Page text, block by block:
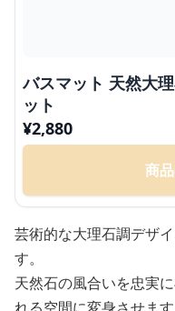
バスマット 天然大
ット
¥2,880
商
芸術的な大理石調デザ
す。
天然石の風合いを忠実